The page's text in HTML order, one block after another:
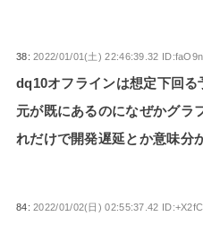
38:2022/01/01(土) 22:46:39.32
dq10オフラインは想定下回
元が既にあるのになぜかグラ
れだけで開発遅延とか意味分
84:2022/01/02(日) 02:55:37.42